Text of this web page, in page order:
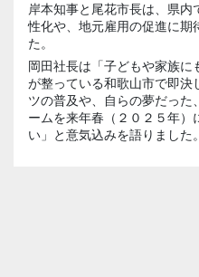
岸本知事と尾花市長は、県
性化や、地元雇用の促進に期
た。
岡田社長は「子どもや家族に
が整っている和歌山市で即決
ツの普及や、自らの夢だった
ームを来年春（２０２５年）
い」と意気込みを語りました。